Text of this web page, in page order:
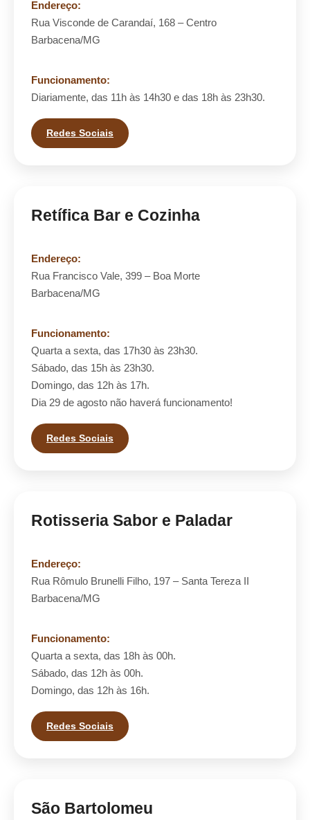
Endereço:
Rua Visconde de Carandaí, 168 – Centro
Barbacena/MG
Funcionamento:
Diariamente, das 11h às 14h30 e das 18h às 23h30.
Redes Sociais
Retífica Bar e Cozinha
Endereço:
Rua Francisco Vale, 399 – Boa Morte
Barbacena/MG
Funcionamento:
Quarta a sexta, das 17h30 às 23h30.
Sábado, das 15h às 23h30.
Domingo, das 12h às 17h.
Dia 29 de agosto não haverá funcionamento!
Redes Sociais
Rotisseria Sabor e Paladar
Endereço:
Rua Rômulo Brunelli Filho, 197 – Santa Tereza II
Barbacena/MG
Funcionamento:
Quarta a sexta, das 18h às 00h.
Sábado, das 12h às 00h.
Domingo, das 12h às 16h.
Redes Sociais
São Bartolomeu